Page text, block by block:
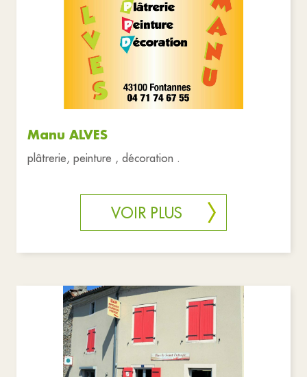
Manu ALVES
plâtrerie, peinture , décoration .
VOIR PLUS